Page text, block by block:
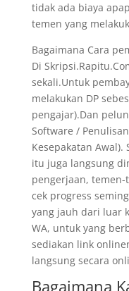
tidak ada biaya
temen yang
Bagaimana Cara
Di
sekali.Untuk
melakukan DP
pengajar).Dan
Software /
Kesepakatan Awal).
itu juga langsung
pengerjaan,
cek progress
yang jauh dari luar
WA, untuk yang
sediakan link
langsung secara
Bagaimana